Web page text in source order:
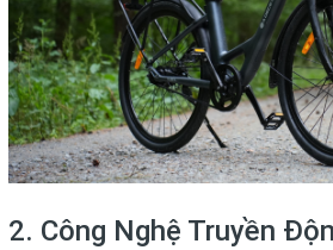
2. Công Nghệ Truyền